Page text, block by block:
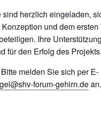
sind herzlich eingeladen,
und dem
Ihre
für den Erfolg des Projekts.
Bitte melden Sie sich per E-
forum-gehirn.dean.